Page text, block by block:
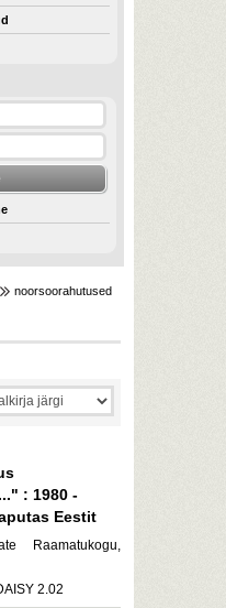
noorsoorahutused
: 1980 -
Eestit
Raamatukogu,
2.02